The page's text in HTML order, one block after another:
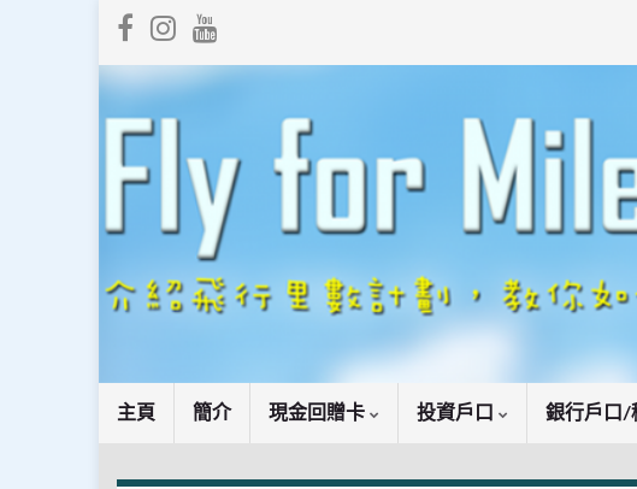
主頁 簡介 現金回贈卡 投資戶口 銀行戶口/